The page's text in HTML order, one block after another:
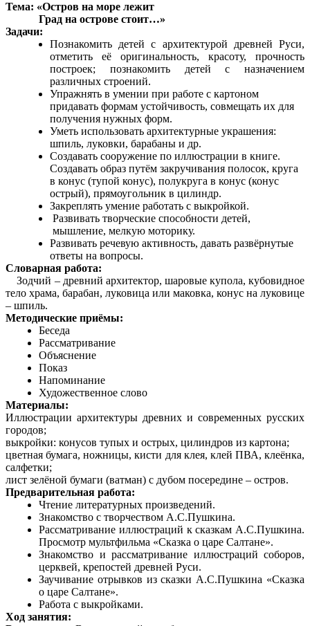
Тема: «Остров на море лежит
Град на острове стоит…»
Задачи:
Познакомить детей с архитектурой древней Руси,
отметить её оригинальность, красоту, прочность
построек; познакомить детей с назначением
различных строений.
Упражнять в умении при работе с картоном
придавать формам устойчивость, совмещать их для
получения нужных форм.
Уметь использовать архитектурные украшения:
шпиль, луковки, барабаны и др.
Создавать сооружение по иллюстрации в книге.
Создавать образ путём закручивания полосок, круга
в конус (тупой конус), полукруга в конус (конус
острый), прямоугольник в цилиндр.
Закреплять умение работать с выкройкой.
Развивать творческие способности детей,
мышление, мелкую моторику.
Развивать речевую активность, давать развёрнутые
ответы на вопросы.
Словарная работа:
Зодчий – древний архитектор, шаровые купола, кубовидное
тело храма, барабан, луковица или маковка, конус на луковице
– шпиль.
Методические приёмы:
Беседа
Рассматривание
Объяснение
Показ
Напоминание
Художественное слово
Материалы:
Иллюстрации архитектуры древних и современных русских
городов;
выкройки: конусов тупых и острых, цилиндров из картона;
цветная бумага, ножницы, кисти для клея, клей ПВА, клеёнка,
салфетки;
лист зелёной бумаги (ватман) с дубом посередине – остров.
Предварительная работа:
Чтение литературных произведений.
Знакомство с творчеством А.С.Пушкина.
Рассматривание иллюстраций к сказкам А.С.Пушкина.
Просмотр мультфильма «Сказка о царе Салтане».
Знакомство и рассматривание иллюстраций соборов,
церквей, крепостей древней Руси.
Заучивание отрывков из сказки А.С.Пушкина «Сказка
о царе Салтане».
Работа с выкройками.
Ход занятия: